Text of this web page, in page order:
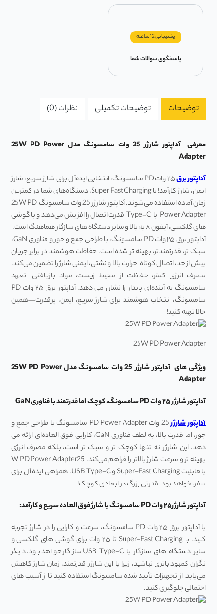
پشتیبانی 12ساعته
پاسخگوی سوالات شما
توضیحات توضیحات تکمیلی نظرات (0)
معرفی آداپتور شارژر 25 وات سامسونگ مدل 25W PD Power
Adapter
آداپتور برق
۲۵ وات PD سامسونگ، انتخابی ایده‌آل برای شارژ سریع، شارژ
ایمن، شارژ کارآمد! با Super Fast Charging، دستگاه‌های شما در کمترین
زمان آماده استفاده می‌شوند. آداپتور شارژر 25 وات سامسونگ 25W PD
Power Adapter با Type-C قدرت اتصال را افزایش می‌دهد و با گوشی
‌های گلکسی، آیفون ۸ به بالا و سایر دستگاه‌ های سازگار هماهنگ است.
آداپتور برق ۲۵ وات PD سامسونگ، با طراحی جمع ‌و جور و فناوری GaN،
سبک ‌تر، قدرتمندتر، بهینه‌ تر شده است. حفاظت هوشمند در برابر جریان
بیش ‌از حد، اتصال کوتاه، حرارت بالا و نشتی، ایمنی شارژ را تضمین می‌کند.
مصرف انرژی کمتر، حفاظت از محیط‌ زیست، مواد بازیافتی، تعهد
سامسونگ به آینده‌ای پایدار را نشان می‌ دهد. آداپتور برق ۲۵ وات PD
سامسونگ، انتخاب هوشمند برای شارژ سریع، ایمن، پرقدرت—همین
حالا تهیه کنید!
25W PD Power Adapter
ویژگی های آداپتور شارژر 25 وات سامسونگ مدل 25W PD Power
Adapter
آداپتور شارژر ۲۵ وات PD سامسونگ، کوچک اما قدرتمند با فناوری GaN
آداپتور شارژر
25 وات PD Power Adapter سامسونگ با طراحی جمع‌ و
جور، اما قدرت بالا، به لطف فناوری GaN، کارایی فوق ‌العاده‌ای ارائه می‌
دهد. این شارژر نه‌ تنها کوچک‌ تر و سبک ‌تر است، بلکه مصرف انرژی
بهینه‌ تر و سرعت شارژ بالاتر را فراهم می‌کند. W PD Power Adapter25
با قابلیت Super-Fast Charging و USB Type-C. همراهی ایده ‌آل برای
سفر، خواهد بود. قدرتی بزرگ در ابعادی کوچک!
آداپتور شارژر۲۵ وات PD سامسونگ با شارژ فوق ‌العاده سریع و کارآمد:
با آداپتور برق ۲۵ وات PD سامسونگ، سرعت و کارایی را در شارژ تجربه
کنید. با Super-Fast Charging تا ۲۵ وات برای گوشی ‌های گلکسی و
سایر دستگاه‌ های سازگار با USB Type-C سازگار خواهد بود. دیگر
نگران کمبود باتری نباشید، زیرا با این شارژر قدرتمند، زمان شارژ کاهش
می‌یابد. از تجهیزات تأیید ‌شده سامسونگ استفاده کنید تا از آسیب ‌های
احتمالی جلوگیری کنید.